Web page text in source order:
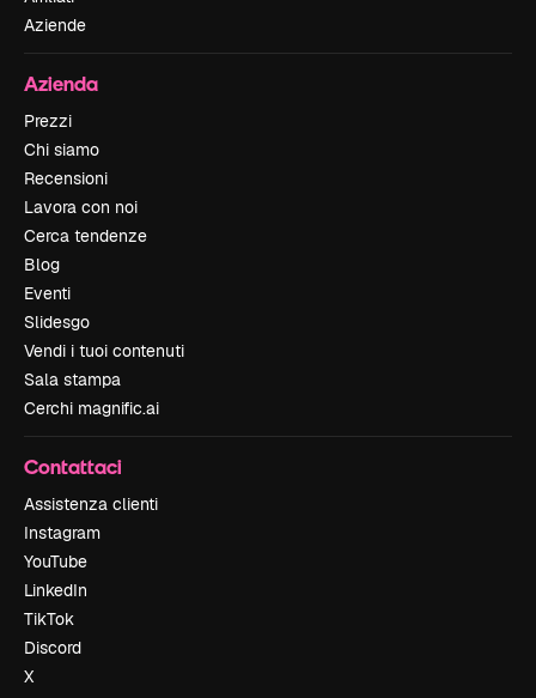
Aziende
Azienda
Prezzi
Chi siamo
Recensioni
Lavora con noi
Cerca tendenze
Blog
Eventi
Slidesgo
Vendi i tuoi contenuti
Sala stampa
Cerchi magnific.ai
Contattaci
Assistenza clienti
Instagram
YouTube
LinkedIn
TikTok
Discord
X